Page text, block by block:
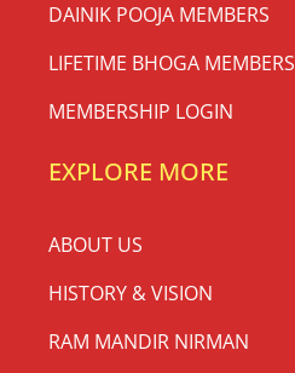
DAINIK POOJA MEMBERS
LIFETIME BHOGA MEMBERS
MEMBERSHIP LOGIN
EXPLORE MORE
ABOUT US
HISTORY & VISION
RAM MANDIR NIRMAN